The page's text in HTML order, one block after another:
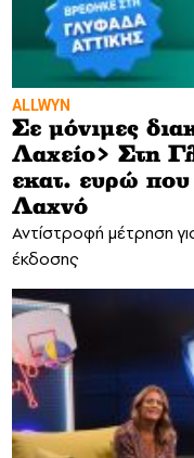
ALLWYN
Σε μόνιμες
Λαχείο> Στη
εκατ. ευρώ
Λαχνό
Αντίστροφή μέτρηση
έκδοσης